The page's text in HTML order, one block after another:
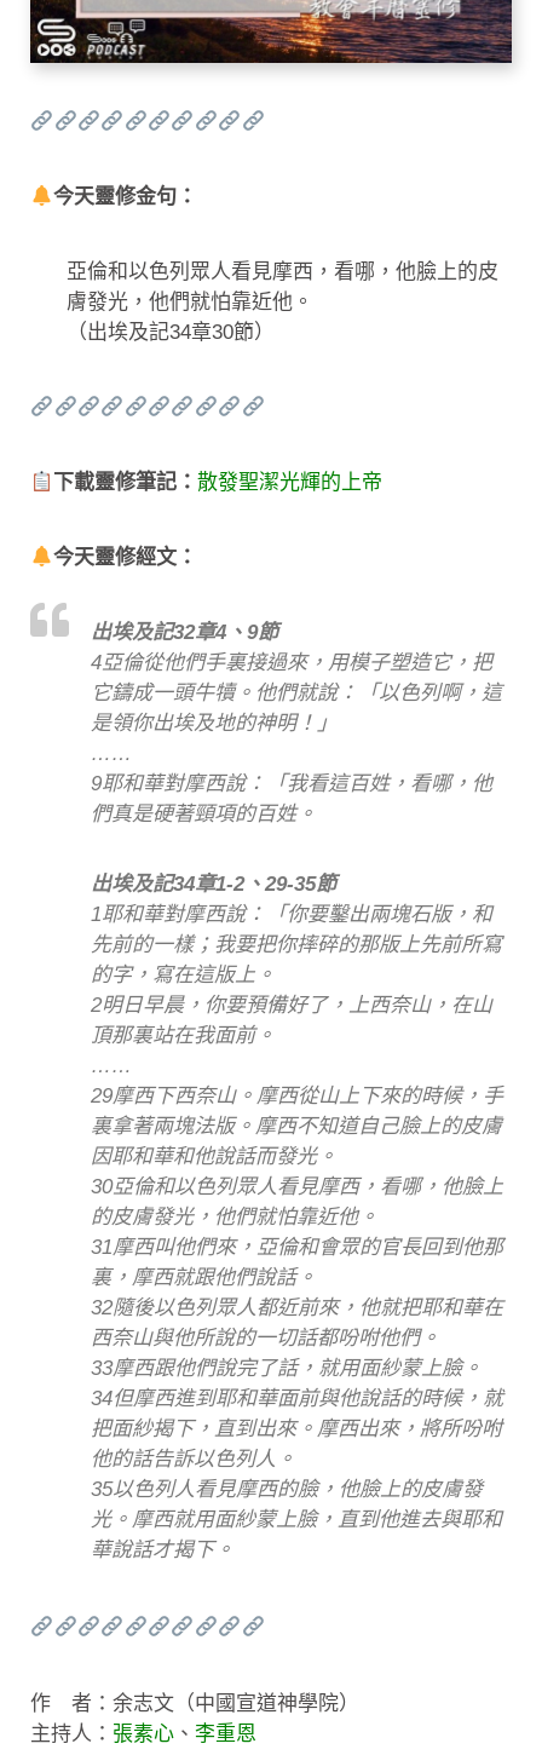
今天靈修金句：
亞倫和以色列眾人看見摩西，看哪，他臉上的皮
膚發光，他們就怕靠近他。
（出埃及記34章30節）
下載靈修筆記：散發聖潔光輝的上帝
今天靈修經文：
出埃及記32章4、9節
4亞倫從他們手裏接過來，用模子塑造它，把
它鑄成一頭牛犢。他們就說：「以色列啊，這
是領你出埃及地的神明！」
……
9耶和華對摩西說：「我看這百姓，看哪，他
們真是硬著頸項的百姓。
出埃及記34章1-2、29-35節
1耶和華對摩西說：「你要鑿出兩塊石版，和
先前的一樣；我要把你摔碎的那版上先前所寫
的字，寫在這版上。
2明日早晨，你要預備好了，上西奈山，在山
頂那裏站在我面前。
……
29摩西下西奈山。摩西從山上下來的時候，手
裏拿著兩塊法版。摩西不知道自己臉上的皮膚
因耶和華和他說話而發光。
30亞倫和以色列眾人看見摩西，看哪，他臉上
的皮膚發光，他們就怕靠近他。
31摩西叫他們來，亞倫和會眾的官長回到他那
裏，摩西就跟他們說話。
32隨後以色列眾人都近前來，他就把耶和華在
西奈山與他所說的一切話都吩咐他們。
33摩西跟他們說完了話，就用面紗蒙上臉。
34但摩西進到耶和華面前與他說話的時候，就
把面紗揭下，直到出來。摩西出來，將所吩咐
他的話告訴以色列人。
35以色列人看見摩西的臉，他臉上的皮膚發
光。摩西就用面紗蒙上臉，直到他進去與耶和
華說話才揭下。
作 者：余志文（中國宣道神學院）
主持人： 張素心 、 李重恩